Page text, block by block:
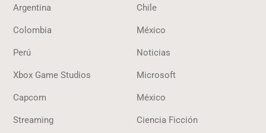
Argentina Chile
Colombia México
Perú Noticias
Xbox Game Studios Microsoft
Capcom México
Streaming Ciencia Ficción